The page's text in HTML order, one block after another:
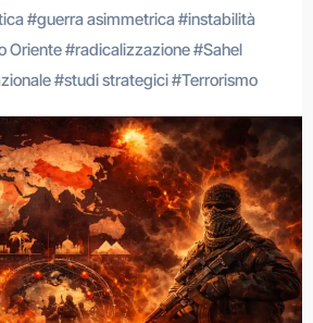
#guerra asimmetrica#instabilità
Oriente#radicalizzazione#Sahel
#studi strategici#Terrorismo